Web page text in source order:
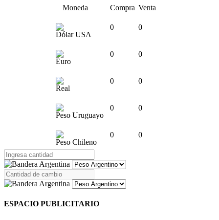
Moneda Compra Venta
Dólar USA
0 0
Euro
0 0
Real
0 0
Peso Uruguayo
0 0
Peso Chileno
0 0
ESPACIO PUBLICITARIO